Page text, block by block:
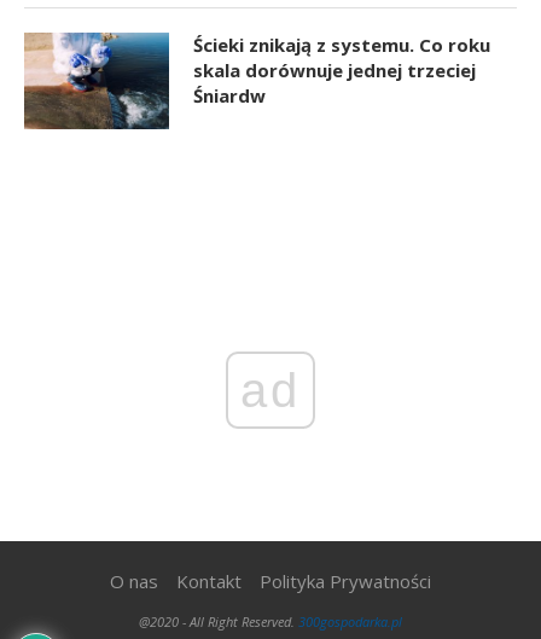
Ścieki znikają z systemu. Co roku
skala dorównuje jednej trzeciej
Śniardw
ad
O nas Kontakt Polityka Prywatności
@2020 - All Right Reserved. 300gospodarka.pl